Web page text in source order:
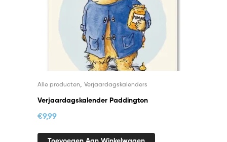
Alle producten Verjaardagskalenders
Verjaardagskalender Paddington
€9,99